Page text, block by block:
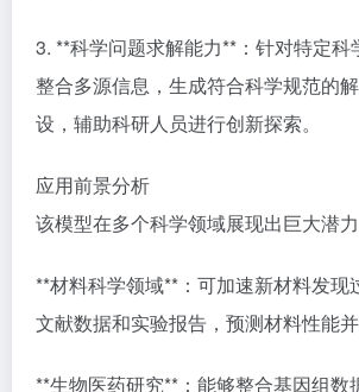
3. **科学问题求解能力**：针对特定科
整合多源信息，生成符合科学规范的
设，辅助科研人员进行创新探索。
应用前景分析
该模型在多个科学领域展现出巨大潜力
**材料科学领域**：可加速新材料发现
文献数据和实验报告，预测材料性能并
**生物医药研究**：能够整合基因组数